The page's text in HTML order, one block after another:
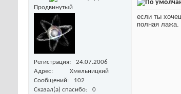
Продвинутый
Регистрация
24.07.2006
Адрес
Хмельницкий
Сообщений
102
Сказал(а) спасибо
0
если ты
полная лажа.